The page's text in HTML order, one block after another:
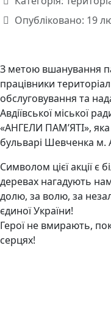
Опубліковано: 19
З метою вшанування
працівники
обслуговування та
Авдіївської міської
«АНГЕЛИ ПАМ’ЯТІ»,
бульварі Шевченка м.
Символом цієї акції є
деревах нагадують
долю, за волю, за
єдиної України!
Герої не вмирають,
серцях!